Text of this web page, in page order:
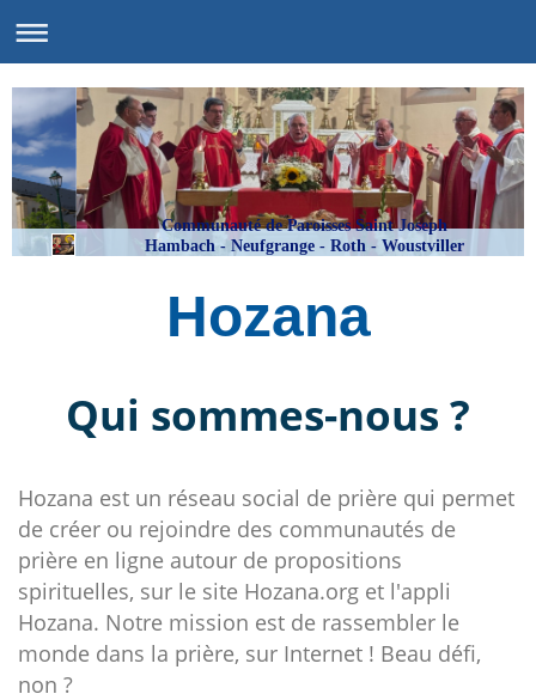
Communauté de Paroisses Saint Joseph
Hambach - Neufgrange - Roth - Woustviller
Hozana
Qui sommes-nous ?
Hozana est un réseau social de prière qui permet
de créer ou rejoindre des communautés de
prière en ligne autour de propositions
spirituelles, sur le site Hozana.org et l'appli
Hozana. Notre mission est de rassembler le
monde dans la prière, sur Internet ! Beau défi,
non ?